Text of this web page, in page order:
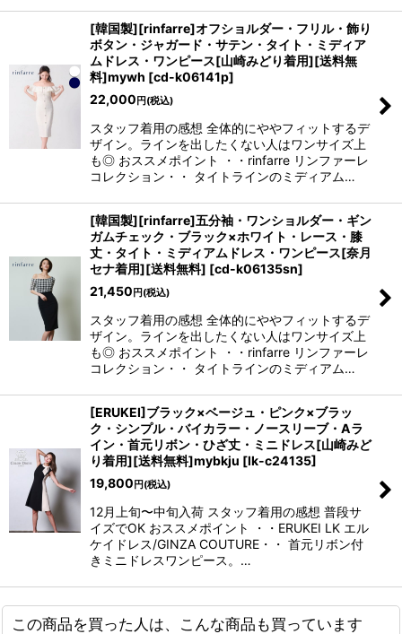
[韓国製][rinfarre]オフショルダー・フリル・飾り
ボタン・ジャガード・サテン・タイト・ミディア
ムドレス・ワンピース[山崎みどり着用][送料無
料]mywh [cd-k06141p]
22,000 円 (税込)
スタッフ着用の感想 全体的にややフィットするデ
ザイン。ラインを出したくない人はワンサイズ上
も◎ おススメポイント ・・rinfarre リンファーレ
コレクション・・ タイトラインのミディアム…
[韓国製][rinfarre]五分袖・ワンショルダー・ギン
ガムチェック・ブラック×ホワイト・レース・膝
丈・タイト・ミディアムドレス・ワンピース[奈月
セナ着用][送料無料] [cd-k06135sn]
21,450 円 (税込)
スタッフ着用の感想 全体的にややフィットするデ
ザイン。ラインを出したくない人はワンサイズ上
も◎ おススメポイント ・・rinfarre リンファーレ
コレクション・・ タイトラインのミディアム…
[ERUKEI]ブラック×ベージュ・ピンク×ブラッ
ク・シンプル・バイカラー・ノースリーブ・Aラ
イン・首元リボン・ひざ丈・ミニドレス[山崎みど
り着用][送料無料]mybkju [lk-c24135]
19,800 円 (税込)
12月上旬〜中旬入荷 スタッフ着用の感想 普段サ
イズでOK おススメポイント ・・ERUKEI LK エル
ケイドレス/GINZA COUTURE・・ 首元リボン付
きミニドレスワンピース。…
この商品を買った人は、こんな商品も買っています